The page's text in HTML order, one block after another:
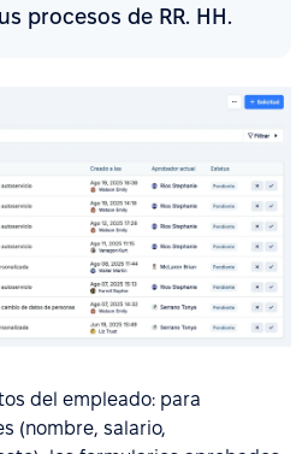
procesos de RR. HH.
del empleado: para
(nombre, salario,